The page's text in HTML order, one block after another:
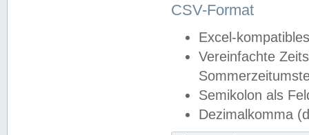
CSV-Format
Excel-
Vereinfachte
Semikolon als
Dezimalkomma